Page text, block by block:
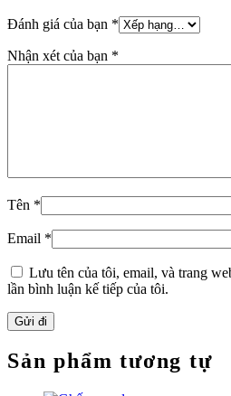
Đánh giá của bạn *
Nhận xét của bạn *
Tên *
Email *
Lưu tên của tôi, email, và trang
lần bình luận kế tiếp của tôi.
Sản phẩm tương tự